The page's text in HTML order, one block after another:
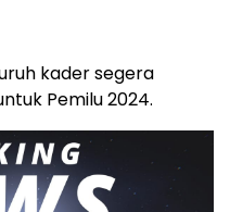
kader segera
Pemilu 2024.